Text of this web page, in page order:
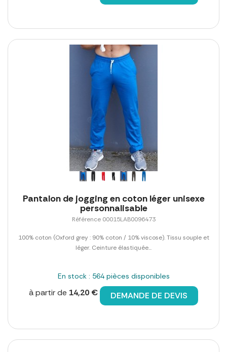
Pantalon de jogging en coton léger unisexe
personnalisable
Référence 00015LAB0096473
100% coton (Oxford grey : 90% coton / 10% viscose). Tissu souple et
léger. Ceinture élastiquée...
En stock : 564 pièces disponibles
à partir de 14,20 € DEMANDE DE DEVIS